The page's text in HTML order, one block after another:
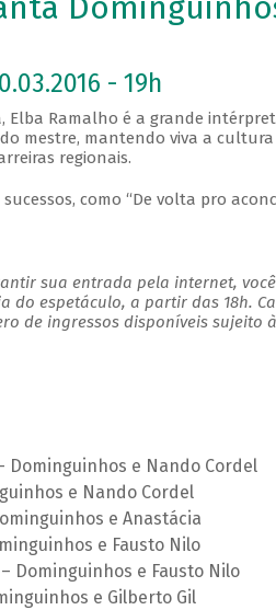
- 19h
Elba Ramalho é a grande
do mestre, mantendo viva a
regionais.
como “De volta pro
sua entrada pela internet,
do espetáculo, a partir das 18h.
de ingressos disponíveis sujeito
Dominguinhos e Nando Cordel
e Nando Cordel
e Anastácia
e Fausto Nilo
Dominguinhos e Fausto Nilo
e Gilberto Gil